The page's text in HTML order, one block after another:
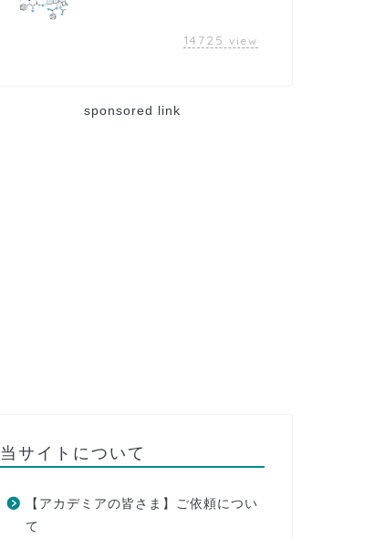
14725 view
sponsored link
当サイトについて
【アカデミアの皆さま】ご依頼につい
て